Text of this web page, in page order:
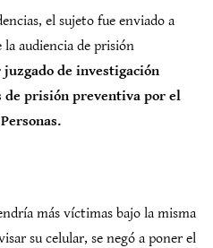
el sujeto fue enviado a
audiencia de prisión
de investigación
de prisión preventiva por el
más víctimas bajo la misma
su celular, se negó a poner el